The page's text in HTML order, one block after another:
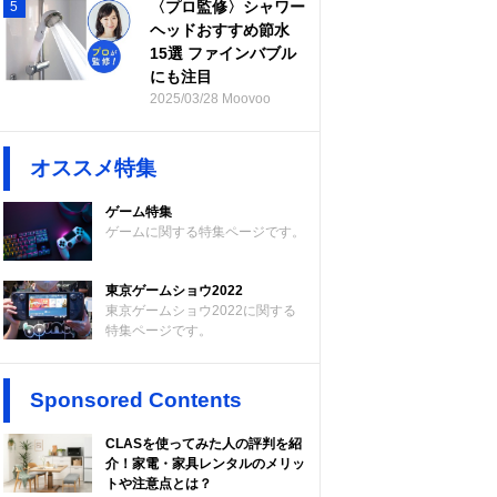
5
〈プロ監修〉シャワー
ヘッドおすすめ節水
15選 ファインバブル
にも注目
2025/03/28 Moovoo
オススメ特集
ゲーム特集
ゲームに関する特集ページです。
東京ゲームショウ2022
東京ゲームショウ2022に関する
特集ページです。
Sponsored Contents
CLASを使ってみた人の評判を紹
介！家電・家具レンタルのメリッ
トや注意点とは？